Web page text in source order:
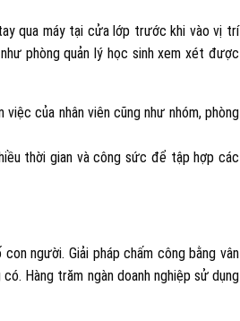
qua máy tại cửa lớp trước khi vào vị trí
phòng quản lý học sinh xem xét được
của nhân viên cũng như nhóm, phòng
thời gian và công sức để tập hợp các
người. Giải pháp chấm công bằng vân
Hàng trăm ngàn doanh nghiệp sử dụng